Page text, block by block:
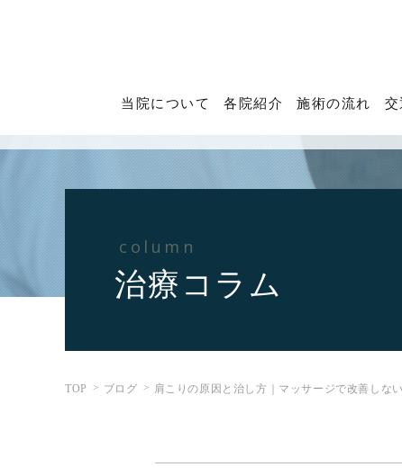
当院について 各院紹介 施術の流れ 交
column
治療コラム
TOP ブログ 肩こりの原因と治し方｜マッサージで改善しな